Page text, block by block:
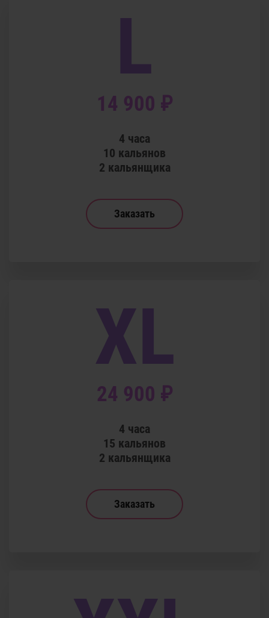
L
14 900 ₽
4 часа
10 кальянов
2 кальянщика
Заказать
XL
24 900 ₽
4 часа
15 кальянов
2 кальянщика
Заказать